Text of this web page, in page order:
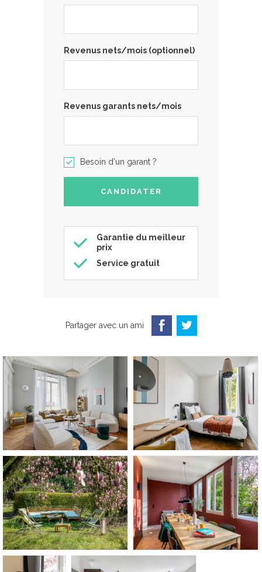
Revenus nets/mois (optionnel)
Revenus garants nets/mois
Besoin d'un garant ?
Garantie du meilleur
prix
Service gratuit
Partager avec un ami